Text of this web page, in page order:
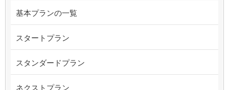
基本プランの一覧
スタートプラン
スタンダードプラン
ネクストプラン